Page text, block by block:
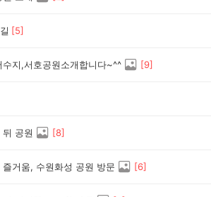
[5]
수지,서호공원소개합니다~^^ [9]
공원 [8]
즐거움, 수원화성 공원 방문 [6]